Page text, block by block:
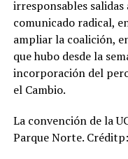
irresponsables salidas
comunicado radical,
ampliar la coalición,
que hubo desde la
incorporación del
el Cambio.
La convención de la
Parque Norte.